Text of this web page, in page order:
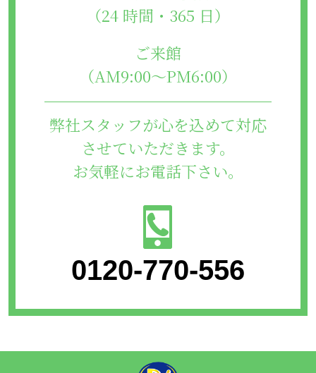
（24 時間・365 日）
ご来館
（AM9:00～PM6:00）
弊社スタッフが心を込めて対応
させていただきます。
お気軽にお電話下さい。
0120-770-556